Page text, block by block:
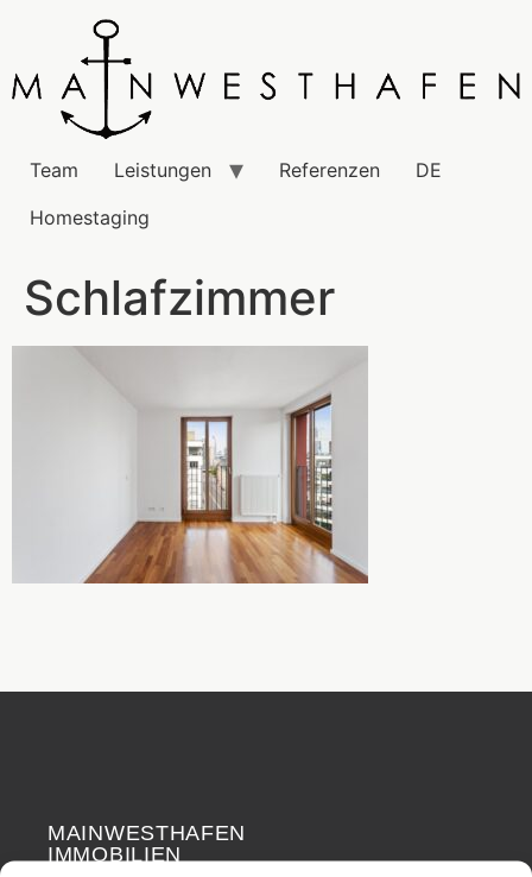
Team Leistungen Referenzen
DE
Homestaging
Schlafzimmer
MAINWESTHAFEN
IMMOBILIEN